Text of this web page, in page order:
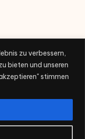
zu verbessern,
bieten und unseren
stimmen
rights reserved.